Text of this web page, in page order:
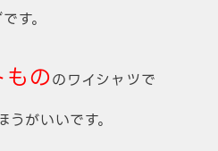
す。
ののワイシャツで
がいいです。